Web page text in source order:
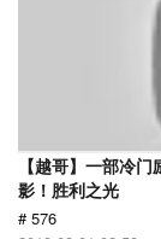
【越哥】一部冷
影！胜利之光
# 576